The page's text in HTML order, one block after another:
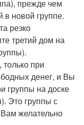
прежде чем
в новой группе.
резко
третий дом на
при
денег, и Вы
группы на доске
Это группы с
желательно